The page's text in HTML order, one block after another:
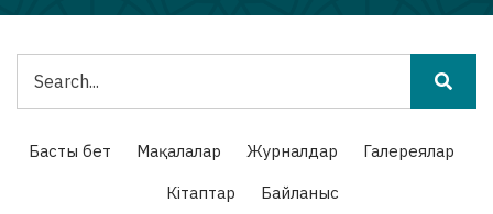
Main
navigation
Басты бет Мақалалар Журналдар
Галереялар
Кітаптар
Байланыс